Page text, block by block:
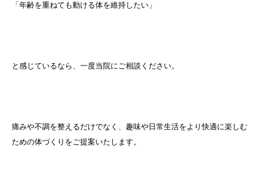
「年齢を重ねても動ける体を維持したい」
と感じているなら、一度当院にご相談ください。
痛みや不調を整えるだけでなく、趣味や日常生活をより快適に楽しむ
ための体づくりをご提案いたします。